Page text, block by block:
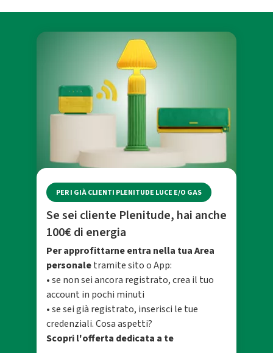
PER I GIÀ CLIENTI PLENITUDE LUCE E/O GAS
Se sei cliente Plenitude, hai anche
100€ di energia
Per approfittarne entra nella tua Area
personaletramite sito o App:
• se non sei ancora registrato, crea il tuo
account in pochi minuti
• se sei già registrato, inserisci le tue
credenziali. Cosa aspetti?
Scopri l'offerta dedicata a te